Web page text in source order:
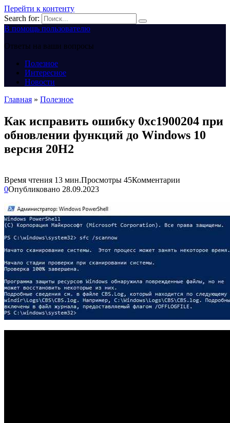
Перейти к контенту
Search for:
В помощь пользователю
Ответы на ваши вопросы
Полезное
Интересное
Новости
Главная » Полезное
Как исправить ошибку 0xc1900204 при
обновлении функций до Windows 10
версия 20H2
Время чтения 13 мин.Просмотры 45Комментарии
0Опубликовано 28.09.2023